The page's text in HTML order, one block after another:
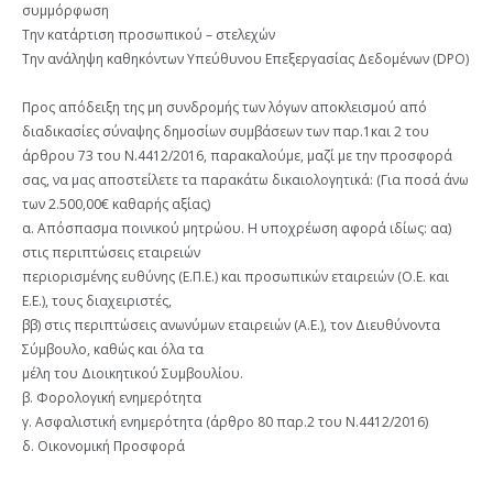
συμμόρφωση
Την κατάρτιση προσωπικού – στελεχών
Την ανάληψη καθηκόντων Υπεύθυνου Επεξεργασίας Δεδομένων (DPO)
Προς απόδειξη της μη συνδρομής των λόγων αποκλεισμού από
διαδικασίες σύναψης δημοσίων συμβάσεων των παρ.1και 2 του
άρθρου 73 του Ν.4412/2016, παρακαλούμε, μαζί με την προσφορά
σας, να μας αποστείλετε τα παρακάτω δικαιολογητικά: (Για ποσά άνω
των 2.500,00€ καθαρής αξίας)
α. Απόσπασμα ποινικού μητρώου. Η υποχρέωση αφορά ιδίως: αα)
στις περιπτώσεις εταιρειών
περιορισμένης ευθύνης (Ε.Π.Ε.) και προσωπικών εταιρειών (Ο.Ε. και
Ε.Ε.), τους διαχειριστές,
ββ) στις περιπτώσεις ανωνύμων εταιρειών (Α.Ε.), τον Διευθύνοντα
Σύμβουλο, καθώς και όλα τα
μέλη του Διοικητικού Συμβουλίου.
β. Φορολογική ενημερότητα
γ. Ασφαλιστική ενημερότητα (άρθρο 80 παρ.2 του Ν.4412/2016)
δ. Οικονομική Προσφορά